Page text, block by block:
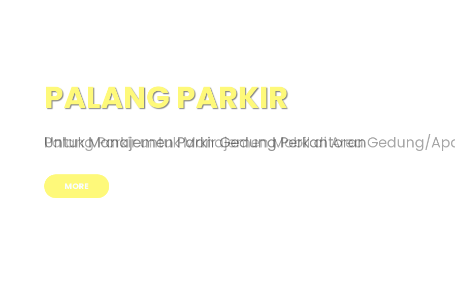
BARRIER GATE PARKING
Palang Parkir untuk Manajemen Mobil di Area Gedung/